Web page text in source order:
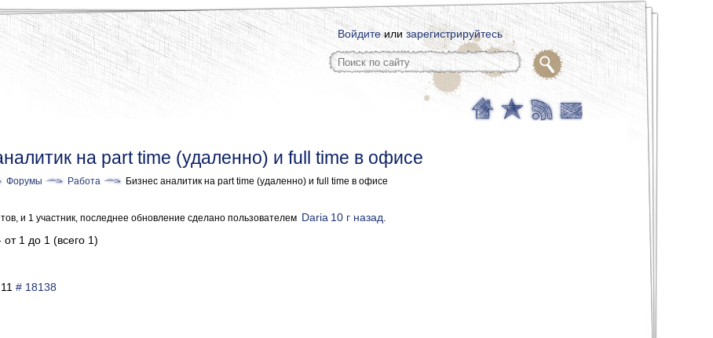
Войдитеилизарегистрируйтесь
на part time (удаленно) и full time в офисе
Форумы Работа Бизнес аналитик на part time (удаленно) и full time в офисе
и 1 участник, последнее обновление сделано пользователем Daria 10 г назад.
от 1 до 1 (всего 1)
# 18138